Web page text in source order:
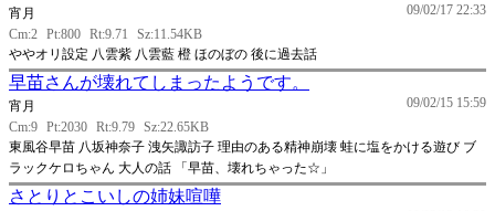
09/02/17 22:33
宵月
Cm:2 Pt:800 Rt:9.71
Sz:11.54KB
ややオリ設定 八雲紫 八雲藍 橙 ほのぼの 後に過去話
早苗さんが壊れてしまったようです。
09/02/15 15:59
宵月
Cm:9 Pt:2030 Rt:9.79 Sz:22.65KB
東風谷早苗 八坂神奈子 洩矢諏訪子 理由のある精神崩壊 蛙に塩をかける遊び ブ
ラックケロちゃん 大人の話 「早苗、壊れちゃった☆」
さとりとこいしの姉妹喧嘩